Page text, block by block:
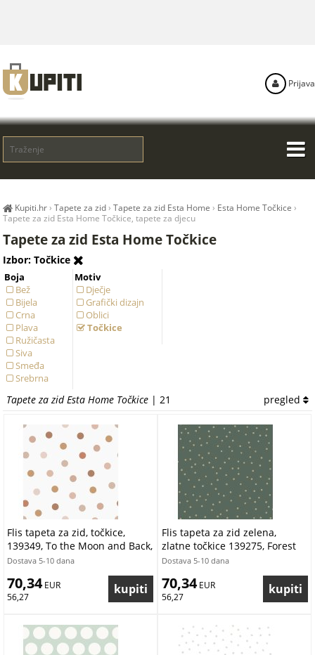
Kupiti.hr›Tapete za zid ›Tapete za zid Esta Home › Esta Home Točkice ›
Tapete za zid Esta Home Točkice, tapete za djecu
Tapete za zid Esta Home Točkice
Izbor: Točkice
Boja
Bež
Bijela
Crna
Plava
Ružičasta
Siva
Smeđa
Srebrna
Zelena
Žuta
Motiv
Dječje
Grafički dizajn
Oblici
Točkice
Tapete za zid Esta Home Točkice | 21 pregled
Flis tapeta za zid, točkice,
139349, To the Moon and Back,
Esta Home
Dostava 5-10 dana
70,34 EUR
56,27
Flis tapeta za zid zelena,
zlatne točkice 139275, Forest
Friends, Esta
Dostava 5-10 dana
70,34 EUR
56,27
Prijava